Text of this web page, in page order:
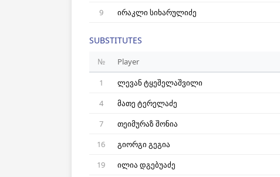
9 ირაკლი სიხარულიძე
SUBSTITUTES
№
Player
1
ლევან ტყეშელაშვილი
4
მათე ტერელაძე
7
თეიმურაზ შონია
16
გიორგი გეგია
19
ილია დგებუაძე